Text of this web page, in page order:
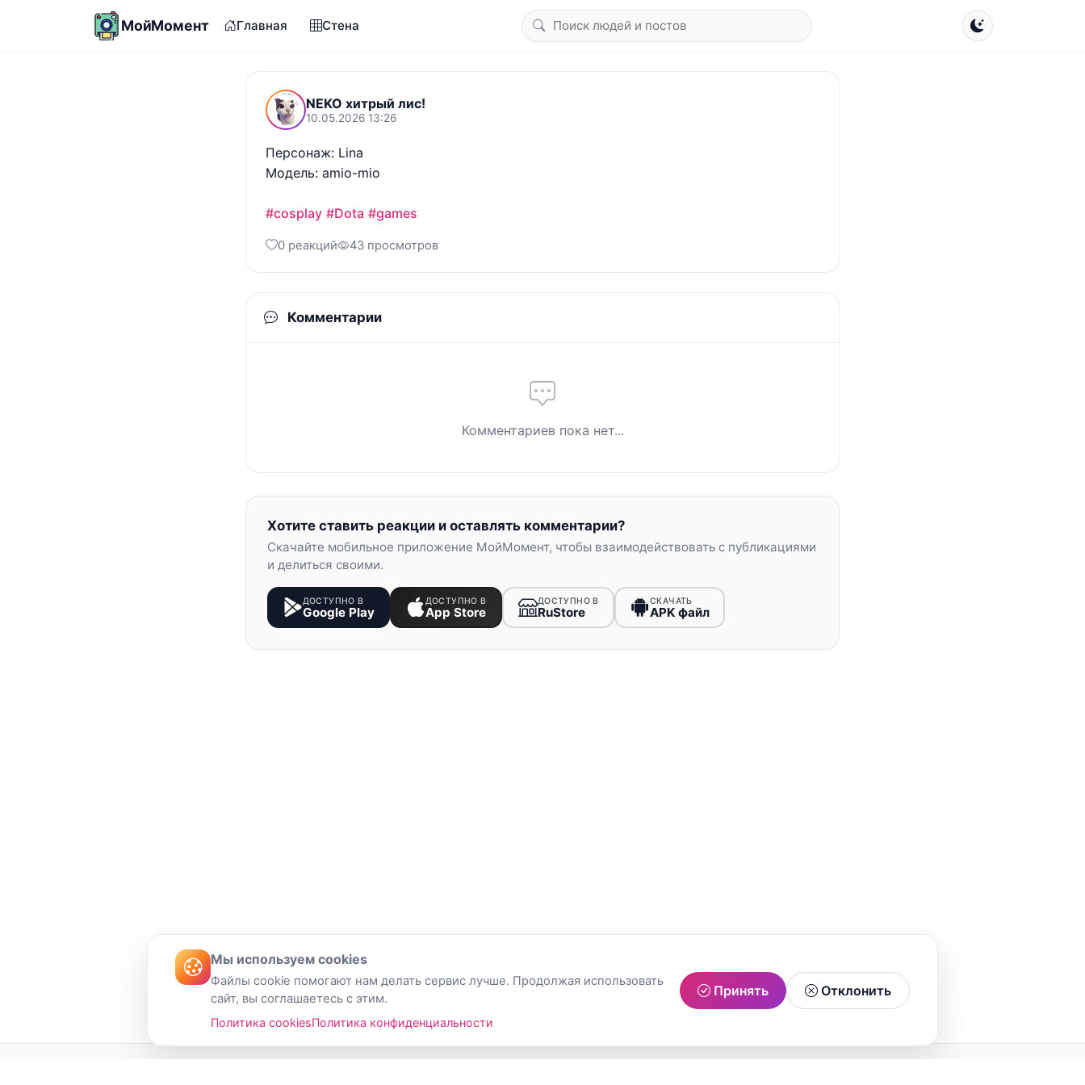
МойМомент Главная Стена
NEKO хитрый лис!
10.05.2026 13:26
Персонаж: Lina
Модель: amio-mio
#cosplay #Dota #games
0 реакций 43 просмотров
Комментарии
Комментариев пока нет...
Хотите ставить реакции и оставлять комментарии?
Скачайте мобильное приложение МойМомент, чтобы взаимодействовать с публикациями
и делиться своими.
ДОСТУПНО В
Google Play
ДОСТУПНО В
App Store
ДОСТУПНО В
RuStore
СКАЧАТЬ
APK файл
Мы используем cookies
Файлы cookie помогают нам делать сервис лучше. Продолжая использовать
сайт, вы соглашаетесь с этим.
Политика cookiesПолитика конфиденциальности
Принять Отклонить